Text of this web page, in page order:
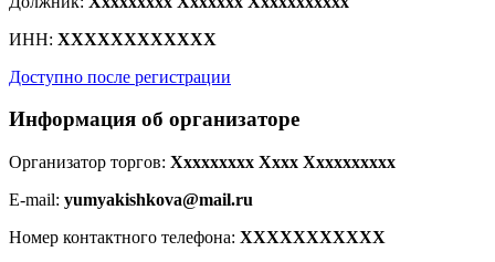
ИНН: XXXXXXXXXXXX
Доступно после регистрации
Информация об организаторе
Организатор торгов: Xxxxxxxxx Xxxx Xxxxxxxxxx
E-mail: yumyakishkova@mail.ru
Номер контактного телефона: XXXXXXXXXXX